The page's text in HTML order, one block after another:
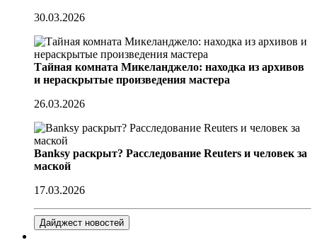
30.03.2026
Тайная комната Микеланджело: находка из архивов
и нераскрытые произведения мастера
26.03.2026
Banksy раскрыт? Расследование Reuters и человек за
маской
17.03.2026
Дайджест новостей